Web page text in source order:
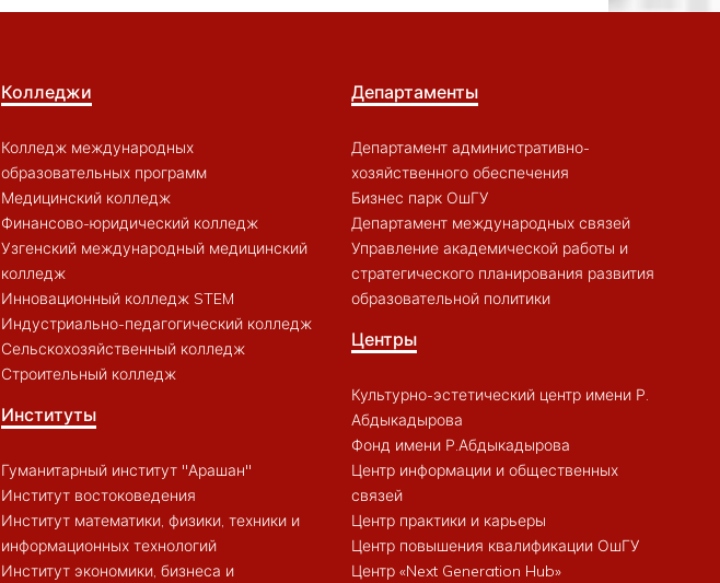
Колледжи
Колледж международных
образовательных программ
Медицинский колледж
Финансово-юридический колледж
Узгенский международный медицинский
колледж
Инновационный колледж STEM
Индустриально-педагогический колледж
Сельскохозяйственный колледж
Строительный колледж
Институты
Гуманитарный институт "Арашан"
Институт востоковедения
Институт математики, физики, техники и
информационных технологий
Институт экономики, бизнеса и
Департаменты
Департамент административно-
хозяйственного обеспечения
Бизнес парк ОшГУ
Департамент международных связей
Управление академической работы и
стратегического планирования развития
образовательной политики
Центры
Культурно-эстетический центр имени Р.
Абдыкадырова
Фонд имени Р.Абдыкадырова
Центр информации и общественных
связей
Центр практики и карьеры
Центр повышения квалификации ОшГУ
Центр «Next Generation Hub»